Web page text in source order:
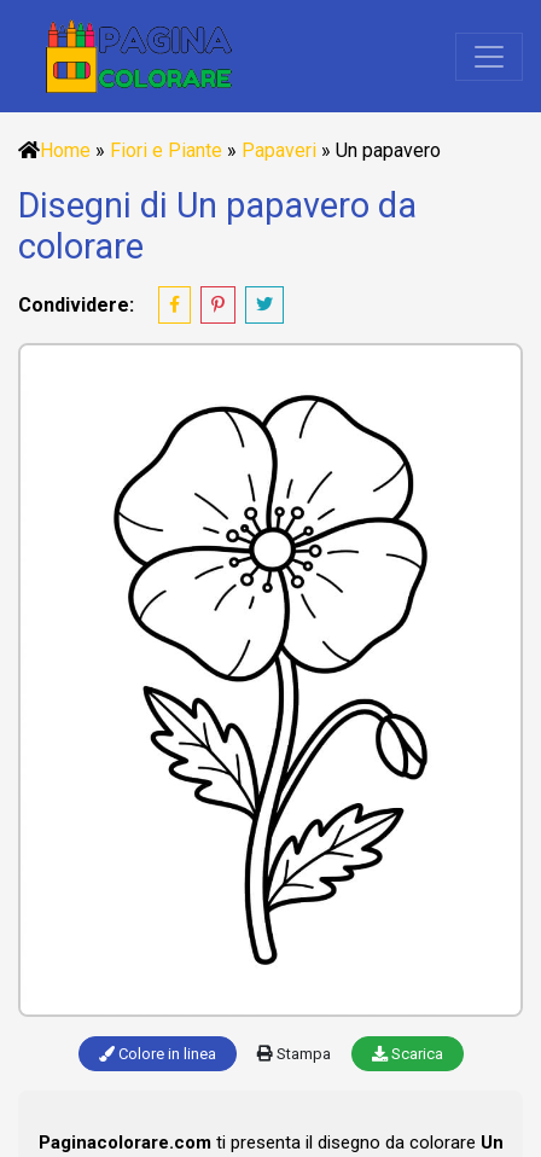
Home » Fiori e Piante » Papaveri » Un papavero
Disegni di Un papavero da
colorare
Condividere:
Colore in linea Stampa Scarica
Paginacolorare.comti presenta il disegno da colorare Un